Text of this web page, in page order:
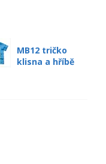
MB12 tričko
klisna a hříbě